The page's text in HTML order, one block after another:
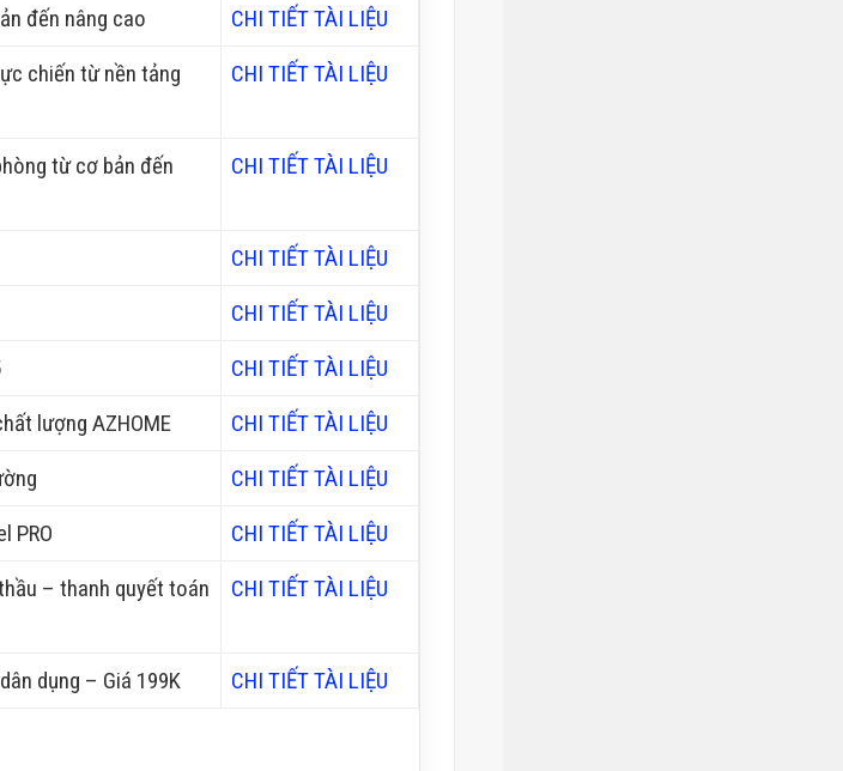
đến nâng cao
CHI TIẾT TÀI LIỆU
chiến từ nền tảng
CHI TIẾT TÀI LIỆU
từ cơ bản đến
CHI TIẾT TÀI LIỆU
CHI TIẾT TÀI LIỆU
CHI TIẾT TÀI LIỆU
CHI TIẾT TÀI LIỆU
lượng AZHOME
CHI TIẾT TÀI LIỆU
CHI TIẾT TÀI LIỆU
PRO
CHI TIẾT TÀI LIỆU
– thanh quyết toán
CHI TIẾT TÀI LIỆU
dụng – Giá 199K CHI TIẾT TÀI LIỆU